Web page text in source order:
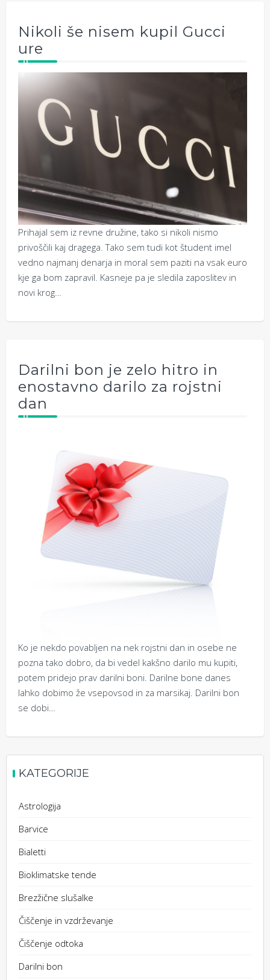
Nikoli še nisem kupil Gucci
ure
Prihajal sem iz revne družine, tako si nikoli nismo
privoščili kaj dragega. Tako sem tudi kot študent imel
vedno najmanj denarja in moral sem paziti na vsak euro
kje ga bom zapravil. Kasneje pa je sledila zaposlitev in
novi krog…
Darilni bon je zelo hitro in
enostavno darilo za rojstni
dan
Ko je nekdo povabljen na nek rojstni dan in osebe ne
pozna tako dobro, da bi vedel kakšno darilo mu kupiti,
potem pridejo prav darilni boni. Darilne bone danes
lahko dobimo že vsepovsod in za marsikaj. Darilni bon
se dobi…
KATEGORIJE
Astrologija
Barvice
Bialetti
Bioklimatske tende
Brezžične slušalke
Čiščenje in vzdrževanje
Čiščenje odtoka
Darilni bon